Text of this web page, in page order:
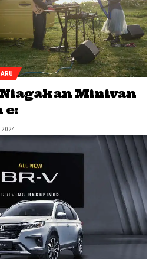
Minivan
e: